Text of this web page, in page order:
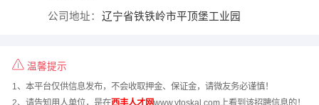
公司地址： 辽宁省铁铁岭市平顶堡工业园
温馨提示
1、本平台仅供信息发布，不会收取押金、保证金，请微友务必谨慎！
2、请告知用人单位，是在西丰人才网www.ytoskal.com上看到该招聘信息的！